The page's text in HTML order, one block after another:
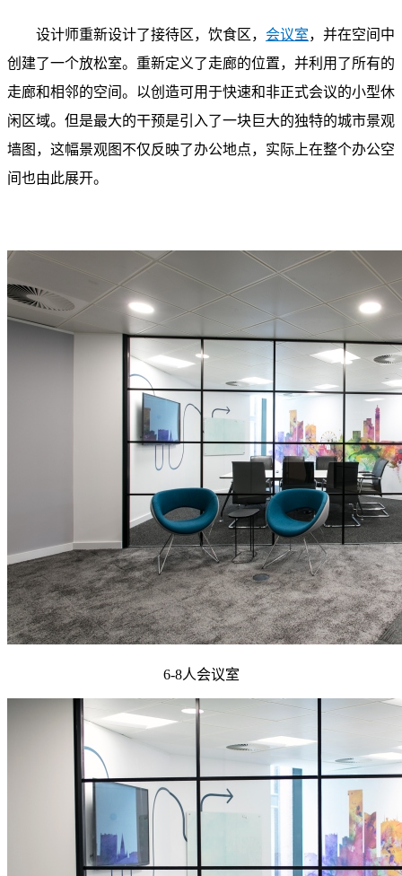
设计师重新设计了接待区，饮食区， 会议室，并在空间中
创建了一个放松室。重新定义了走廊的位置，并利用了所有的
走廊和相邻的空间。以创造可用于快速和非正式会议的小型休
闲区域。但是最大的干预是引入了一块巨大的独特的城市景观
墙图，这幅景观图不仅反映了办公地点，实际上在整个办公空
间也由此展开。
6-8人会议室